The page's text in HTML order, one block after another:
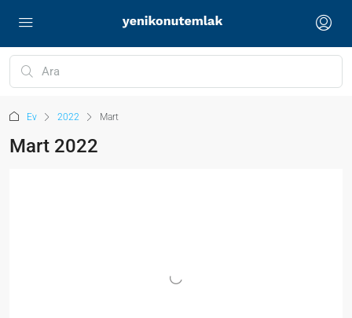
Ev 2022 Mart
Mart 2022